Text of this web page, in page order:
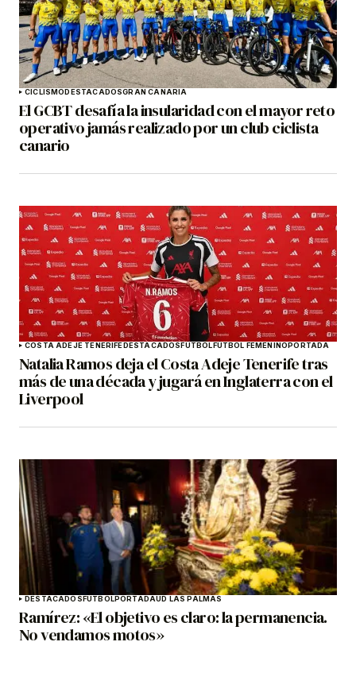
CICLISMODESTACADOSGRAN CANARIA
El GCBT desafía la insularidad con el mayor reto
operativo jamás realizado por un club ciclista
canario
COSTA ADEJE TENERIFEDESTACADOSFÚTBOLFÚTBOL FEMENINOPORTADA
Natalia Ramos deja el Costa Adeje Tenerife tras
más de una década y jugará en Inglaterra con el
Liverpool
DESTACADOSFÚTBOLPORTADAUD LAS PALMAS
Ramírez: «El objetivo es claro: la permanencia.
No vendamos motos»